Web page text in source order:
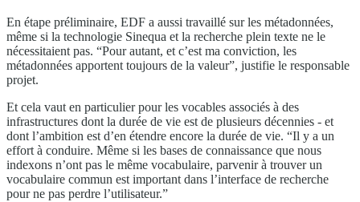
En étape préliminaire, EDF a aussi travaillé sur les métadonnées,
même si la technologie Sinequa et la recherche plein texte ne le
nécessitaient pas. “Pour autant, et c’est ma conviction, les
métadonnées apportent toujours de la valeur”, justifie le responsable
projet.
Et cela vaut en particulier pour les vocables associés à des
infrastructures dont la durée de vie est de plusieurs décennies - et
dont l’ambition est d’en étendre encore la durée de vie. “Il y a un
effort à conduire. Même si les bases de connaissance que nous
indexons n’ont pas le même vocabulaire, parvenir à trouver un
vocabulaire commun est important dans l’interface de recherche
pour ne pas perdre l’utilisateur.”